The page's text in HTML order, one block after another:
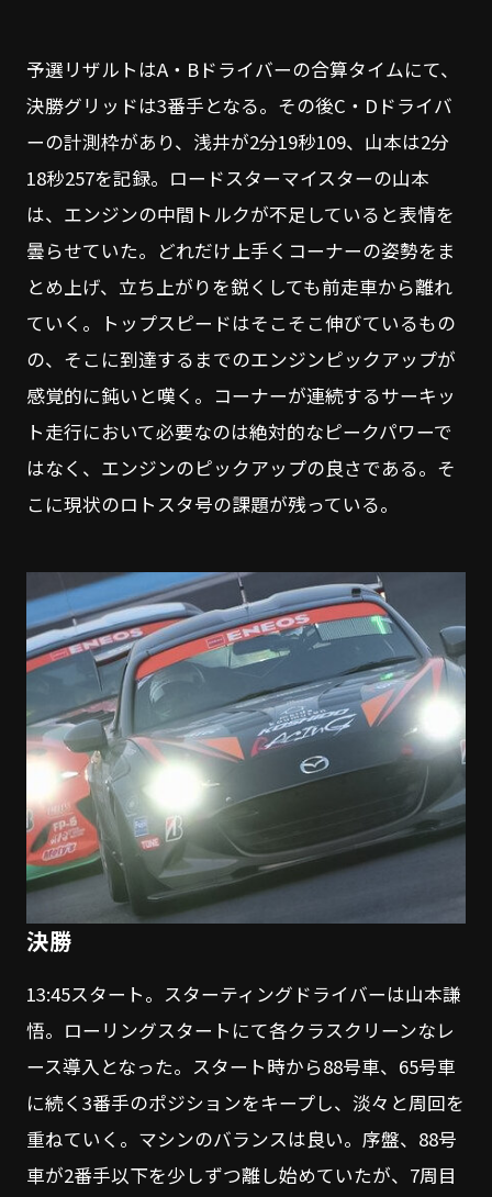
予選リザルトはA・Bドライバーの合算タイムにて、
決勝グリッドは3番手となる。その後C・Dドライバ
ーの計測枠があり、浅井が2分19秒109、山本は2分
18秒257を記録。ロードスターマイスターの山本
は、エンジンの中間トルクが不足していると表情を
曇らせていた。どれだけ上手くコーナーの姿勢をま
とめ上げ、立ち上がりを鋭くしても前走車から離れ
ていく。トップスピードはそこそこ伸びているもの
の、そこに到達するまでのエンジンピックアップが
感覚的に鈍いと嘆く。コーナーが連続するサーキッ
ト走行において必要なのは絶対的なピークパワーで
はなく、エンジンのピックアップの良さである。そ
こに現状のロトスタ号の課題が残っている。
決勝
13:45スタート。スターティングドライバーは山本謙
悟。ローリングスタートにて各クラスクリーンなレ
ース導入となった。スタート時から88号車、65号車
に続く3番手のポジションをキープし、淡々と周回を
重ねていく。マシンのバランスは良い。序盤、88号
車が2番手以下を少しずつ離し始めていたが、7周目